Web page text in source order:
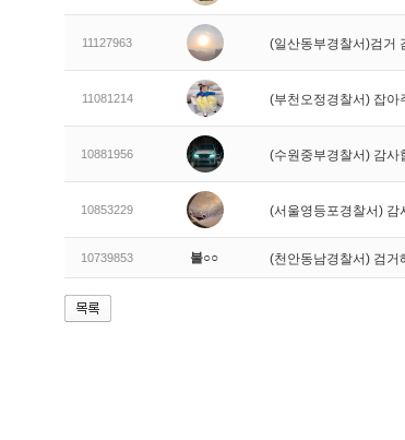
11127963 (일산동부경찰서)검거
11081214 (부천오정경찰서) 잡아
10881956 (수원중부경찰서) 감사
10853229 (서울영등포경찰서) 감
10739853 불○○ (천안동남경찰서) 검거